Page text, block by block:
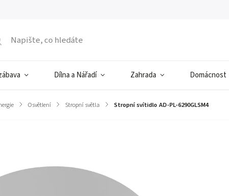
Dílna a Nářadí Zahrada Domácnost
/ Osvětlení / Stropní světla / Stropní svítidlo AD-PL-6290GLSM4